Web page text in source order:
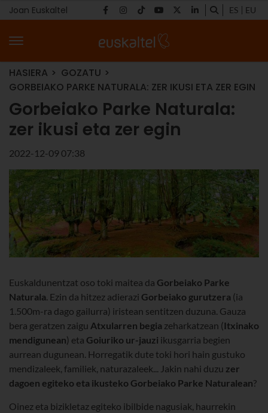
Joan Euskaltel ES EU
HASIERA
GOZATU
GORBEIAKO PARKE NATURALA: ZER IKUSI ETA ZER EGIN
Gorbeiako Parke Naturala:
zer ikusi eta zer egin
2022-12-09 07:38
Euskaldunentzat oso toki maitea da Gorbeiako Parke
Naturala. Ezin da hitzez adierazi Gorbeiako gurutzera (ia
1.500m-ra dago gailurra) iristean sentitzen duzuna. Gauza
bera geratzen zaigu Atxularren begia zeharkatzean (Itxinako
mendigunean) eta Goiuriko ur-jauzi ikusgarria begien
aurrean dugunean. Horregatik dute toki hori hain gustuko
mendizaleek, familiek, naturazaleek... Jakin nahi duzu zer
dagoen egiteko eta ikusteko Gorbeiako Parke Naturalean?
Oinez eta bizikletaz egiteko ibilbide nagusiak, haurrekin